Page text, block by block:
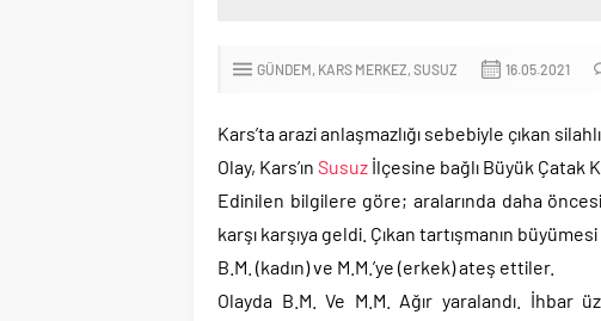
GÜNDEM KARS MERKEZ SUSUZ 16.05.2021
Kars’ta arazi anlaşmazlığı sebebiyle çıkan
Olay, Kars’ın Susuz İlçesine bağlı Büyük Çatak
Edinilen bilgilere göre; aralarında daha
karşı karşıya geldi. Çıkan tartışmanın
B.M. (kadın) ve M.M.’ye (erkek) ateş ettiler.
Olayda B.M. Ve M.M. Ağır yaralandı. İhbar